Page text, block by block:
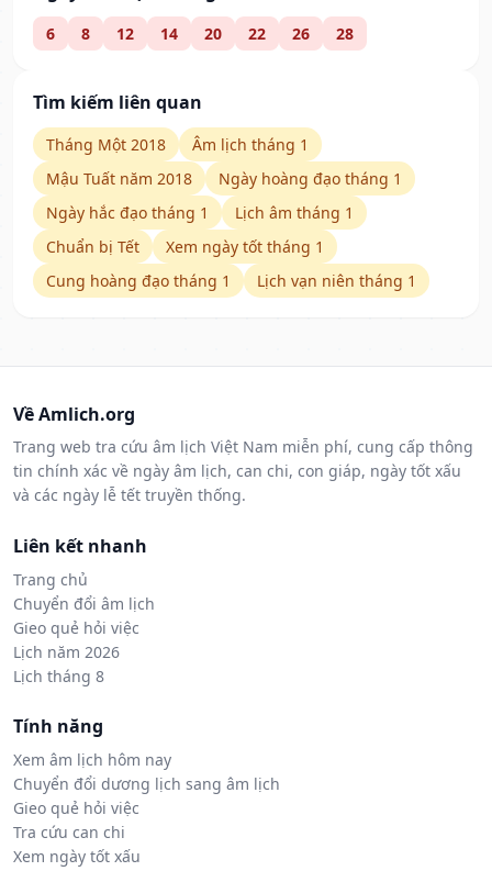
6 8 12 14 20 22 26 28
Tìm kiếm liên quan
Tháng Một 2018
Âm lịch tháng 1
Mậu Tuất năm 2018
Ngày hoàng đạo tháng 1
Ngày hắc đạo tháng 1
Lịch âm tháng 1
Chuẩn bị Tết
Xem ngày tốt tháng 1
Cung hoàng đạo tháng 1
Lịch vạn niên tháng 1
Về Amlich.org
Trang web tra cứu âm lịch Việt Nam miễn phí, cung cấp thông
tin chính xác về ngày âm lịch, can chi, con giáp, ngày tốt xấu
và các ngày lễ tết truyền thống.
Liên kết nhanh
Trang chủ
Chuyển đổi âm lịch
Gieo quẻ hỏi việc
Lịch năm 2026
Lịch tháng 8
Tính năng
Xem âm lịch hôm nay
Chuyển đổi dương lịch sang âm lịch
Gieo quẻ hỏi việc
Tra cứu can chi
Xem ngày tốt xấu